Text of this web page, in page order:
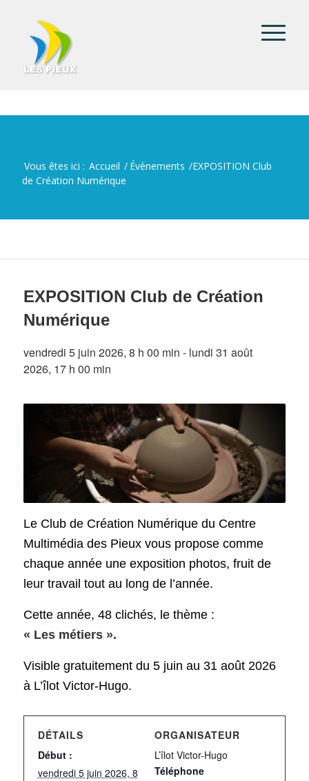
Vous êtes ici : Accueil / Évènements /EXPOSITION Club
de Création Numérique
EXPOSITION Club de Création
Numérique
vendredi 5 juin 2026, 8 h 00 min - lundi 31 août
2026, 17 h 00 min
Le Club de Création Numérique du Centre
Multimédia des Pieux vous propose comme
chaque année une exposition photos, fruit de
leur travail tout au long de l’année.
Cette année, 48 clichés, le thème :
« Les métiers ».
Visible gratuitement du 5 juin au 31 août 2026
à L’îlot Victor-Hugo.
DÉTAILS
Début :
vendredi 5 juin 2026, 8
ORGANISATEUR
L’îlot Victor-Hugo
Téléphone